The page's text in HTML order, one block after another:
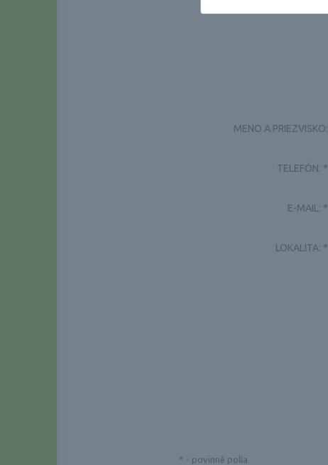
MENO A PRIEZVISKO:
TELEFÓN: *
E-MAIL: *
LOKALITA: *
* - povinné polia